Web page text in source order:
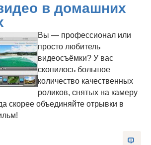
в домашних
Вы — профессионал или
просто любитель
видеосъёмки? У вас
скопилось большое
количество качественных
роликов, снятых на камеру
скорее объединяйте отрывки в